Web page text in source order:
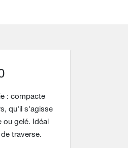
: compacte
qu'il s'agisse
ou gelé. Idéal
traverse.